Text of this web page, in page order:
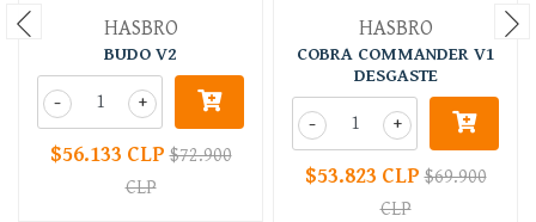
HASBRO
BUDO V2
+
-
$56.133 CLP$72.900
CLP
HASBRO
COBRA COMMANDER V1
DESGASTE
+
-
$53.823 CLP$69.900
CLP